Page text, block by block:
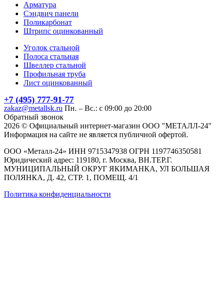
Арматура
Сэндвич панели
Поликарбонат
Штрипс оцинкованный
Уголок стальной
Полоса стальная
Швеллер стальной
Профильная труба
Лист оцинкованный
+7 (495) 777-91-77
zakaz@metallsk.ru Пн. – Вс.: с 09:00 до 20:00
Обратный звонок
2026 © Официальный интернет-магазин ООО "МЕТАЛЛ-24"
Информация на сайте не является публичной офертой.
ООО «Металл-24» ИНН 9715347938 ОГРН 1197746350581
Юридический адрес: 119180, г. Москва, ВН.ТЕР.Г.
МУНИЦИПАЛЬНЫЙ ОКРУГ ЯКИМАНКА, УЛ БОЛЬШАЯ
ПОЛЯНКА, Д. 42, СТР. 1, ПОМЕЩ. 4/1
Политика конфиденциальности